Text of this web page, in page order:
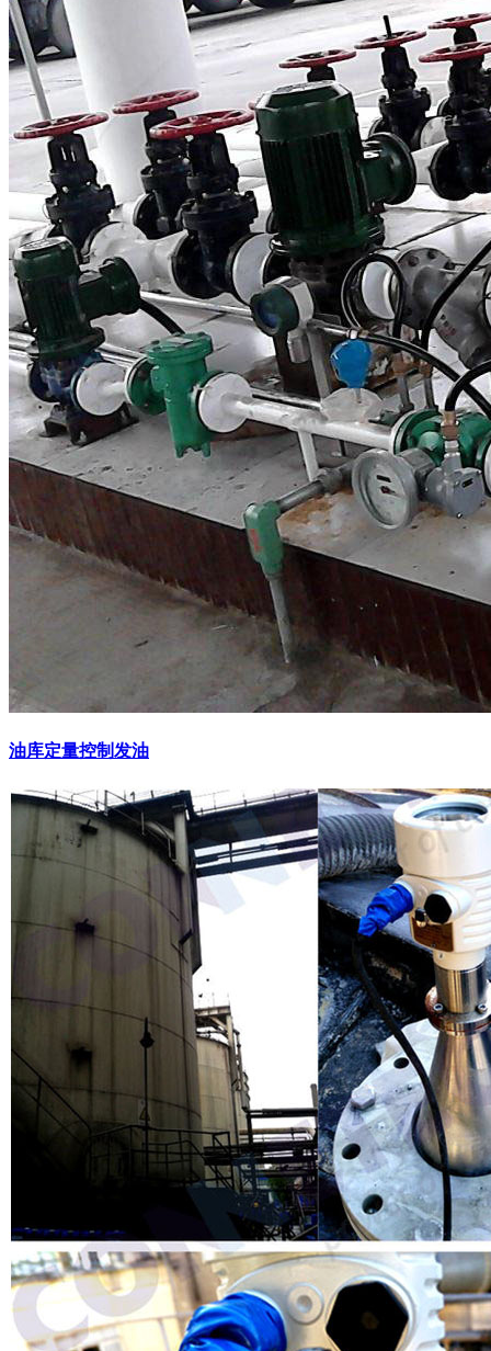
油库定量控制发油